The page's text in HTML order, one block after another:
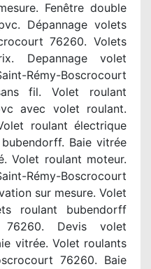
Fenêtre double
Dépannage volets
76260. Volets
Depannage volet
Rémy-Boscrocourt
fil. Volet roulant
avec volet roulant.
roulant électrique
Baie vitrée
Volet roulant moteur.
Rémy-Boscrocourt
sur mesure. Volet
roulant bubendorff
76260. Devis volet
vitrée. Volet roulants
76260. Baie